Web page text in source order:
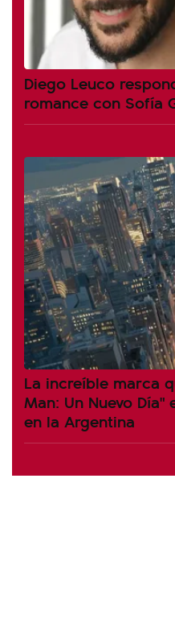
Diego Leuco
romance con Sofía
La increíble marca
Man: Un Nuevo
en la Argentina